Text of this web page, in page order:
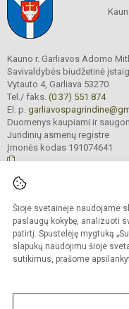
Šioje svetainėje naudojame
paslaugų kokybę, analizuoti
patirtį. Spustelėję mygtuką
slapukų naudojimu šioje
sutikimus, prašome
Kauno r. Garliavos Adomo
Savivaldybės biudžetinė
Vytauto 4, Garliava 53270
Tel./ faks. (0 37) 551 874
El. p.
Duomenys kaupiami ir
Juridinių asmenų registre
Įmonės kodas 191074641
Kopijuoti turinį be raštiško
Prieinamumo
Sumanus būdas